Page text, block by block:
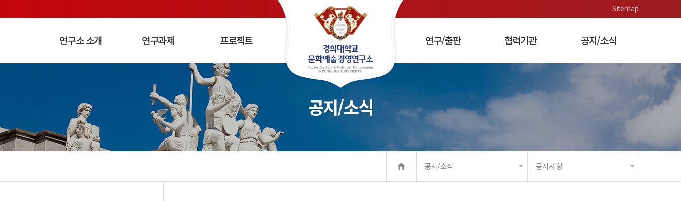
Sitemap
연구소 소개
연구소 소개 소개인사말연구소장 소개 조직 및 구성오시는길
연구과제
연구과제 연구과제
프로젝트
프로젝트 소셜아트플래너 양성 예술기업가정신 특강 및 워크숍예술의 사회적 영향 및사회적 가치 측정각종 기획 및
연구/출판
연구/출판 학술대회/세미나학술지
협력기관
협력기관 한국문화예술경영학회
공지/소식
공지/소식 공지사항연구소 소식 공지/소식
공지/소식 공지사항